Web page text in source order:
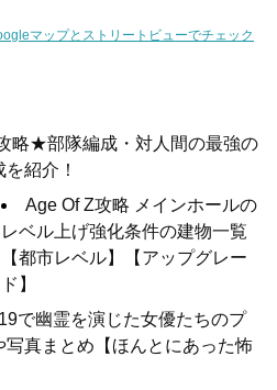
マップとストリートビューでチェック
略★部隊編成・対人間の最強の
紹介！
Age Of Z攻略 メインホールの
レベル上げ強化条件の建物一覧
【都市レベル】【アップグレー
ド】
で幽霊を演じた女優たちのプ
写真まとめ【ほんとにあった怖